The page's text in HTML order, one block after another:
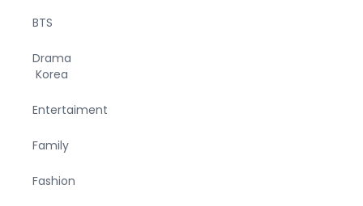
BTS
Drama
Korea
Entertaiment
Family
Fashion